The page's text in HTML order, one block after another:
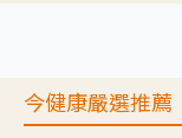
今健康嚴選推薦